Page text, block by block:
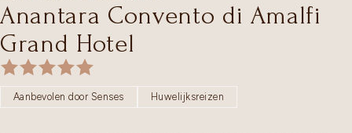
Anantara Convento di Amalfi
Grand Hotel
Aanbevolen door Senses Huwelijksreizen